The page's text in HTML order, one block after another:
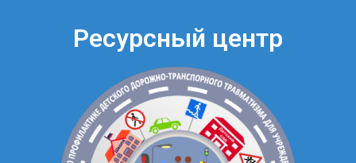
Ресурсный центр